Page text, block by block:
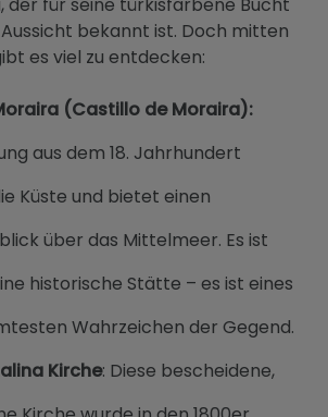
bekannt ist. Doch mitten
es viel zu entdecken:
(Castillo de Moraira):
aus dem 18. Jahrhundert
Küste und bietet einen
über das Mittelmeer. Es ist
historische Stätte – es ist eines
Wahrzeichen der Gegend.
Kirche: Diese bescheidene,